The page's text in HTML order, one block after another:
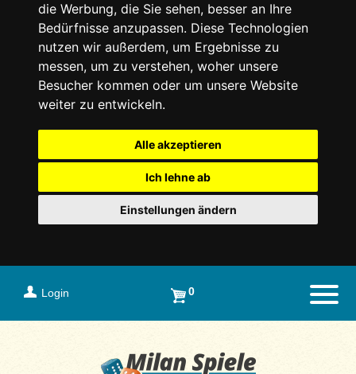
die Werbung, die Sie sehen, besser an Ihre
Bedürfnisse anzupassen. Diese Technologien
nutzen wir außerdem, um Ergebnisse zu
messen, um zu verstehen, woher unsere
Besucher kommen oder um unsere Website
weiter zu entwickeln.
Alle akzeptieren
Ich lehne ab
Einstellungen ändern
Login 0